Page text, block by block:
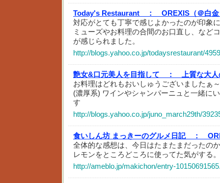
Today's Restaurant ：
OREXIS（＠白
対応がとても丁寧で感じよかったのが印象
ミューズやお料理の合間のお口直し、など
が感じられました。
http://blogs.yahoo.co.jp/todaysrestaurant/
艶女&口元美人を目指して ：
上質な大
お料理はどれもおいしゅうございましたぁ
(濃厚系) ワインやシャンパーニュと一緒に
す
http://blogs.yahoo.co.jp/juno_march29th/
食いしん坊 まっきーのグルメ日記 ：
全体的な感想は、今日はたまたまだったの
レモンをところどころに使ってた気がする
http://ameblo.jp/makichon/entry-